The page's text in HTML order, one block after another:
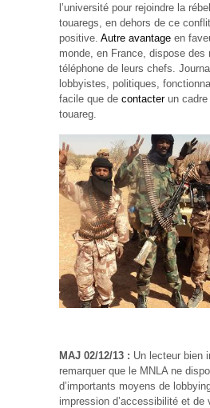
l’université pour rejoindre la
touaregs, en dehors de ce
positive. Autre avantage en
monde, en France, dispose des
téléphone de leurs chefs.
lobbyistes, politiques,
facile que de contacter un
touareg.
MAJ 02/12/13 : Un lecteur bien
remarquer que le MNLA ne
d’importants moyens de
impression d’accessibilité et de